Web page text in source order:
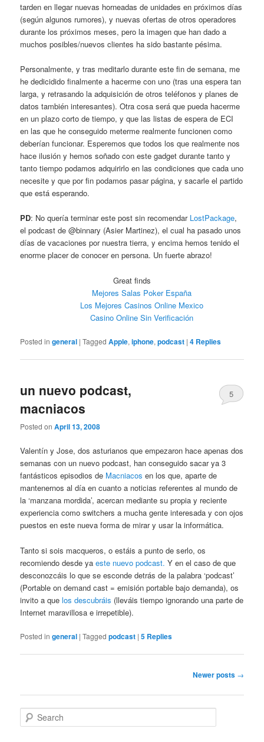
tarden en llegar nuevas horneadas de unidades en próximos días
(según algunos rumores), y nuevas ofertas de otros operadores
durante los próximos meses, pero la imagen que han dado a
muchos posibles/nuevos clientes ha sido bastante pésima.
Personalmente, y tras meditarlo durante este fin de semana, me
he dedicidido finalmente a hacerme con uno (tras una espera tan
larga, y retrasando la adquisición de otros teléfonos y planes de
datos también interesantes). Otra cosa será que pueda hacerme
en un plazo corto de tiempo, y que las listas de espera de ECI
en las que he conseguido meterme realmente funcionen como
deberían funcionar. Esperemos que todos los que realmente nos
hace ilusión y hemos soñado con este gadget durante tanto y
tanto tiempo podamos adquirirlo en las condiciones que cada uno
necesite y que por fin podamos pasar página, y sacarle el partido
que está esperando.
PD: No quería terminar este post sin recomendar LostPackage,
el podcast de @binnary (Asier Martinez), el cual ha pasado unos
días de vacaciones por nuestra tierra, y encima hemos tenido el
enorme placer de conocer en persona. Un fuerte abrazo!
Great finds
Mejores Salas Poker España
Los Mejores Casinos Online Mexico
Casino Online Sin Verificación
Posted in general |Tagged Apple,iphone,podcast |4 Replies
un nuevo podcast,
macniacos
Posted onApril 13, 2008
5
Valentín y Jose, dos asturianos que empezaron hace apenas dos
semanas con un nuevo podcast, han conseguido sacar ya 3
fantásticos episodios de Macniacos en los que, aparte de
mantenernos al día en cuanto a noticias referentes al mundo de
la ‘manzana mordida’, acercan mediante su propia y reciente
experiencia como switchers a mucha gente interesada y con ojos
puestos en este nueva forma de mirar y usar la informática.
Tanto si sois macqueros, o estáis a punto de serlo, os
recomiendo desde yaeste nuevo podcast. Y en el caso de que
desconozcáis lo que se esconde detrás de la palabra ‘podcast’
(Portable on demand cast = emisión portable bajo demanda), os
invito a quelos descubráis (lleváis tiempo ignorando una parte de
Internet maravillosa e irrepetible).
Posted in general |Tagged podcast |5 Replies
Newer posts →
Search